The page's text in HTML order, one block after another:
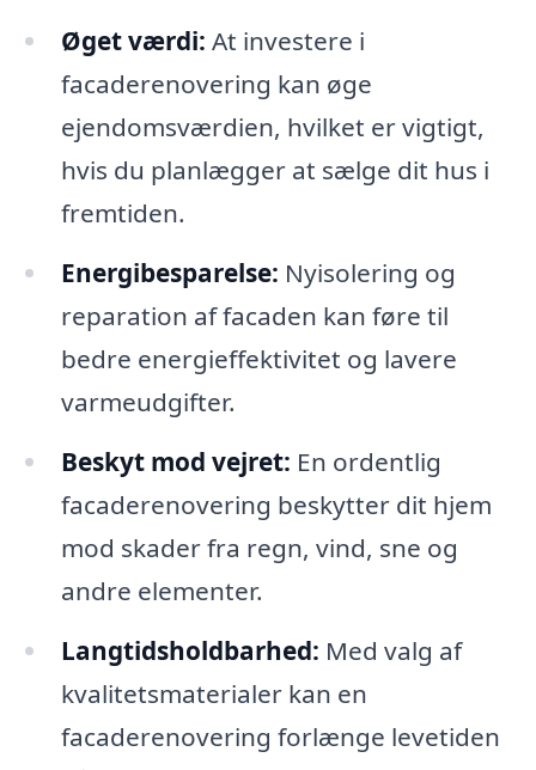
Øget værdi: At investere i
facaderenovering kan øge
ejendomsværdien, hvilket er vigtigt,
hvis du planlægger at sælge dit hus i
fremtiden.
Energibesparelse: Nyisolering og
reparation af facaden kan føre til
bedre energieffektivitet og lavere
varmeudgifter.
Beskyt mod vejret: En ordentlig
facaderenovering beskytter dit hjem
mod skader fra regn, vind, sne og
andre elementer.
Langtidsholdbarhed: Med valg af
kvalitetsmaterialer kan en
facaderenovering forlænge levetiden